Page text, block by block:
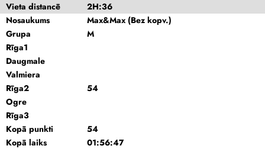
Vieta distancē
2H:36
Nosaukums
Max&Max (Bez kopv.)
Grupa
M
Rīga1
Daugmale
Valmiera
Rīga2
54
Ogre
Rīga3
Kopā punkti
54
Kopā laiks
01:56:47